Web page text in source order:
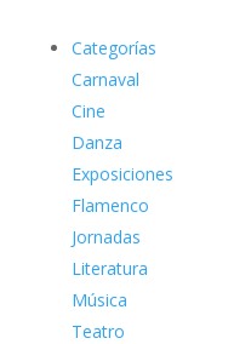
Categorías
Carnaval
Cine
Danza
Exposiciones
Flamenco
Jornadas
Literatura
Música
Teatro